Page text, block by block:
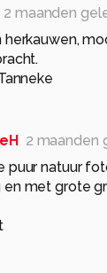
2 maanden
herkauwen,
2 maanden
puur natuur
met grote